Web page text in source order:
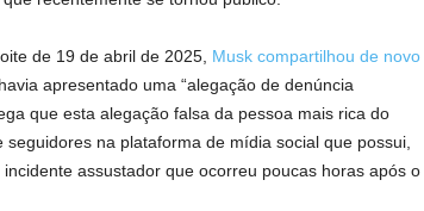
de 19 de abril de 2025, Musk compartilhou de novo
apresentado uma “alegação de denúncia
que esta alegação falsa da pessoa mais rica do
na plataforma de mídia social que possui,
assustador que ocorreu poucas horas após o